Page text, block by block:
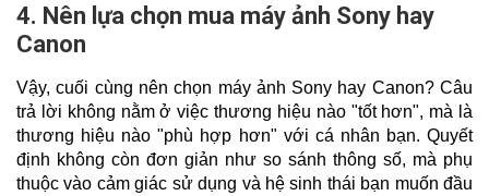
4. Nên lựa chọn mua máy ảnh Sony hay
Canon
Vậy, cuối cùng nên chọn máy ảnh Sony hay Canon? Câu
trả lời không nằm ở việc thương hiệu nào "tốt hơn", mà là
thương hiệu nào "phù hợp hơn" với cá nhân bạn. Quyết
định không còn đơn giản như so sánh thông số, mà phụ
thuộc vào cảm giác sử dụng và hệ sinh thái bạn muốn đầu